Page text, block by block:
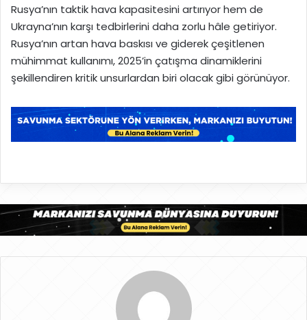
Rusya’nın taktik hava kapasitesini artırıyor hem de
Ukrayna’nın karşı tedbirlerini daha zorlu hâle getiriyor.
Rusya’nın artan hava baskısı ve giderek çeşitlenen
mühimmat kullanımı, 2025’in çatışma dinamiklerini
şekillendiren kritik unsurlardan biri olacak gibi görünüyor.